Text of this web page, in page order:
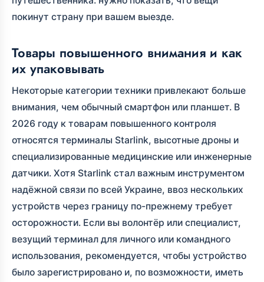
покинут страну при вашем выезде.
Товары повышенного внимания и как
их упаковывать
Некоторые категории техники привлекают больше
внимания, чем обычный смартфон или планшет. В
2026 году к товарам повышенного контроля
относятся терминалы Starlink, высотные дроны и
специализированные медицинские или инженерные
датчики. Хотя Starlink стал важным инструментом
надёжной связи по всей Украине, ввоз нескольких
устройств через границу по-прежнему требует
осторожности. Если вы волонтёр или специалист,
везущий терминал для личного или командного
использования, рекомендуется, чтобы устройство
было зарегистрировано и, по возможности, иметь